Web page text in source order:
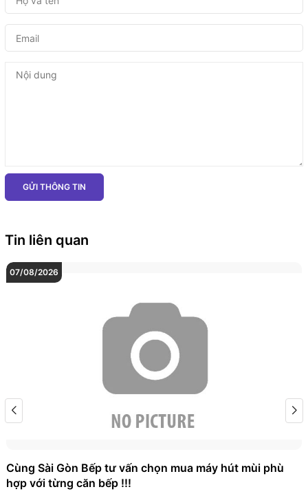
GỬI THÔNG TIN
Tin liên quan
07/08/2026
Cùng Sài Gòn Bếp tư vấn chọn mua máy hút mùi phù
hợp với từng căn bếp !!!